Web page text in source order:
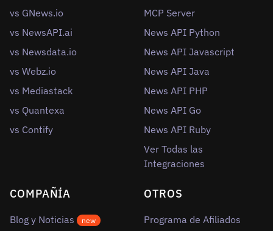
vs GNews.io
vs NewsAPI.ai
vs Newsdata.io
vs Webz.io
vs Mediastack
vs Quantexa
vs Contify
MCP Server
News API Python
News API Javascript
News API Java
News API PHP
News API Go
News API Ruby
Ver Todas las
Integraciones
COMPAÑÍA
Blog y Noticias new
OTROS
Programa de Afiliados